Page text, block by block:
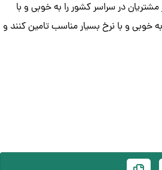
مشتریان در سراسر کشور را به خوبی و با
خوبی و با نرخ بسیار مناسب تامین کنند و